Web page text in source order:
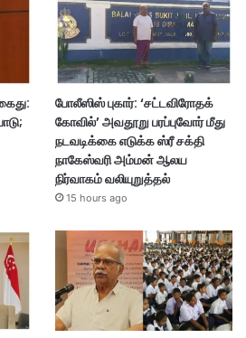
போலீஸிஸ் புகார்: ‘சட்டவிரோதக்
கோவில்’ அவதூறு பரப்புவோர் மீது
நடவடிக்கை எடுக்க ஸ்ரீ சக்தி
நாகேஸ்வரி அம்மன் ஆலய
நிர்வாகம் வலியுறுத்தல்
15 hours ago